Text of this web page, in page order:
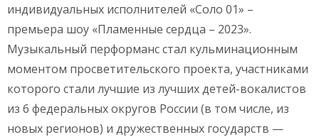
индивидуальных исполнителей «Соло 01» –
премьера шоу «Пламенные сердца – 2023».
Музыкальный перформанс стал кульминационным
моментом просветительского проекта, участниками
которого стали лучшие из лучших детей-вокалистов
из 6 федеральных округов России (в том числе, из
новых регионов) и дружественных государств —